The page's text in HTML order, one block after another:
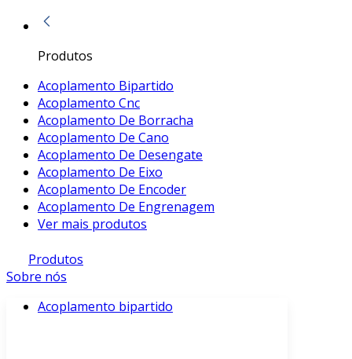
Produtos
Acoplamento Bipartido
Acoplamento Cnc
Acoplamento De Borracha
Acoplamento De Cano
Acoplamento De Desengate
Acoplamento De Eixo
Acoplamento De Encoder
Acoplamento De Engrenagem
Ver mais produtos
Produtos
Sobre nós
Acoplamento bipartido